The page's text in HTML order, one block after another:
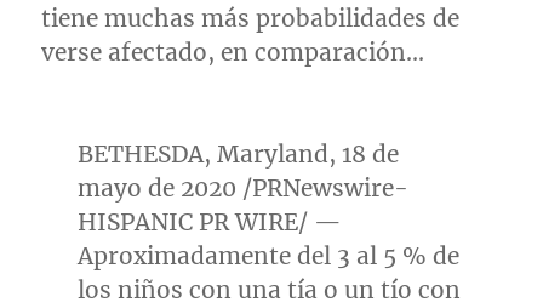
tiene muchas más probabilidades de
verse afectado, en comparación…
BETHESDA, Maryland, 18 de
mayo de 2020 /PRNewswire-
HISPANIC PR WIRE/ —
Aproximadamente del 3 al 5 % de
los niños con una tía o un tío con